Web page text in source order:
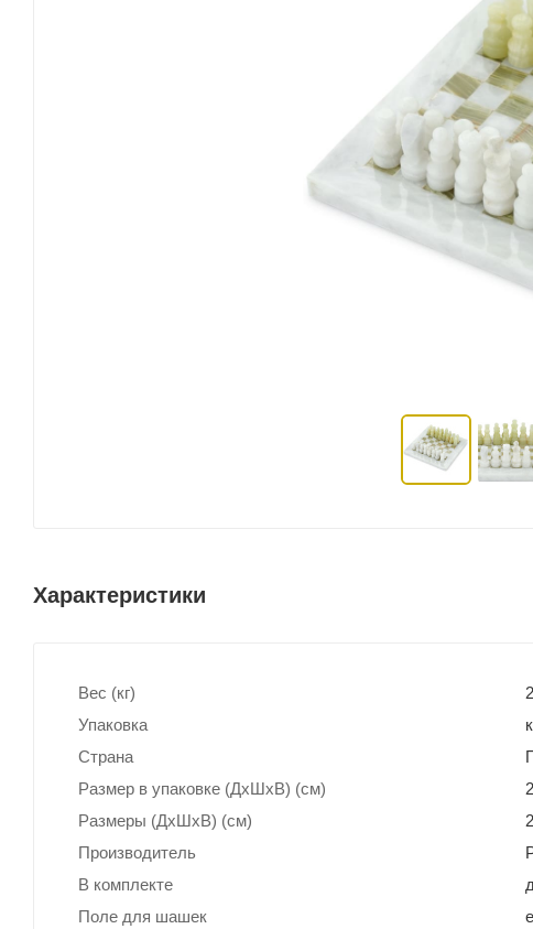
Характеристики
Вес (кг)
Упаковка
Страна
Размер в упаковке (ДхШxВ) (см)
Размеры (ДxШxВ) (см)
Производитель
В комплекте
Поле для шашек